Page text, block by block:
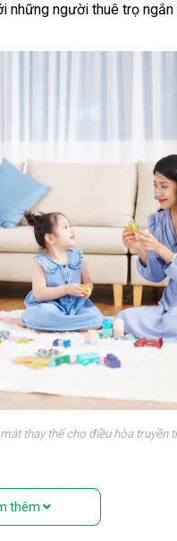
người thuê trọ
thay thế cho điều hòa truyền
nhìn từ bên ngoài,
dàn lạnh, máy nén,
thêm